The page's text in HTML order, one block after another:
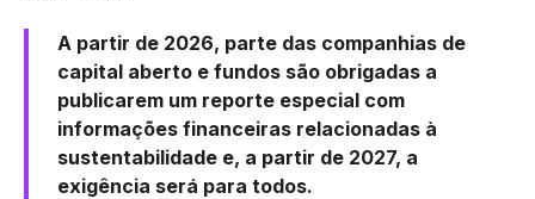
A partir de 2026, parte das companhias de
capital aberto e fundos são obrigadas a
publicarem um reporte especial com
informações financeiras relacionadas à
sustentabilidade e, a partir de 2027, a
exigência será para todos.